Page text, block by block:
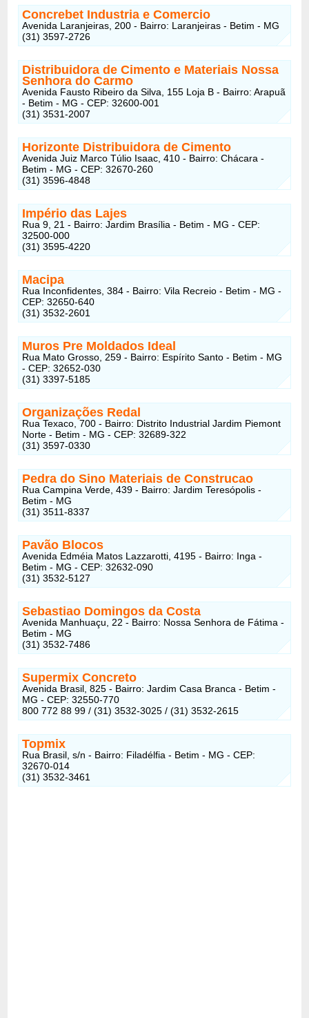
Concrebet Industria e Comercio
Avenida Laranjeiras, 200 - Bairro: Laranjeiras - Betim - MG
(31) 3597-2726
Distribuidora de Cimento e Materiais Nossa
Senhora do Carmo
Avenida Fausto Ribeiro da Silva, 155 Loja B - Bairro: Arapuã
- Betim - MG - CEP: 32600-001
(31) 3531-2007
Horizonte Distribuidora de Cimento
Avenida Juiz Marco Túlio Isaac, 410 - Bairro: Chácara -
Betim - MG - CEP: 32670-260
(31) 3596-4848
Império das Lajes
Rua 9, 21 - Bairro: Jardim Brasília - Betim - MG - CEP:
32500-000
(31) 3595-4220
Macipa
Rua Inconfidentes, 384 - Bairro: Vila Recreio - Betim - MG -
CEP: 32650-640
(31) 3532-2601
Muros Pre Moldados Ideal
Rua Mato Grosso, 259 - Bairro: Espírito Santo - Betim - MG
- CEP: 32652-030
(31) 3397-5185
Organizações Redal
Rua Texaco, 700 - Bairro: Distrito Industrial Jardim Piemont
Norte - Betim - MG - CEP: 32689-322
(31) 3597-0330
Pedra do Sino Materiais de Construcao
Rua Campina Verde, 439 - Bairro: Jardim Teresópolis -
Betim - MG
(31) 3511-8337
Pavão Blocos
Avenida Edméia Matos Lazzarotti, 4195 - Bairro: Inga -
Betim - MG - CEP: 32632-090
(31) 3532-5127
Sebastiao Domingos da Costa
Avenida Manhuaçu, 22 - Bairro: Nossa Senhora de Fátima -
Betim - MG
(31) 3532-7486
Supermix Concreto
Avenida Brasil, 825 - Bairro: Jardim Casa Branca - Betim -
MG - CEP: 32550-770
800 772 88 99 / (31) 3532-3025 / (31) 3532-2615
Topmix
Rua Brasil, s/n - Bairro: Filadélfia - Betim - MG - CEP:
32670-014
(31) 3532-3461